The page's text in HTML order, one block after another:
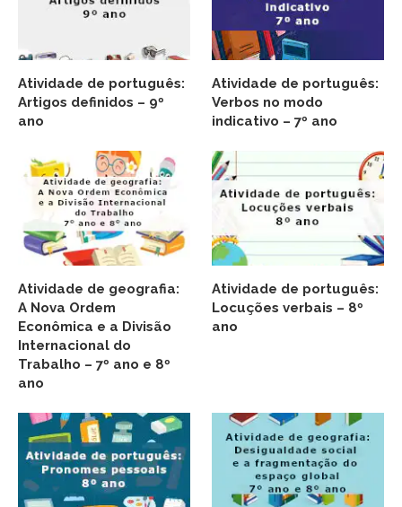
Atividade de português:
Artigos definidos – 9º
ano
Atividade de português:
Verbos no modo
indicativo – 7º ano
Atividade de geografia:
A Nova Ordem
Econômica e a Divisão
Internacional do
Trabalho – 7º ano e 8º
ano
Atividade de português:
Locuções verbais – 8º
ano